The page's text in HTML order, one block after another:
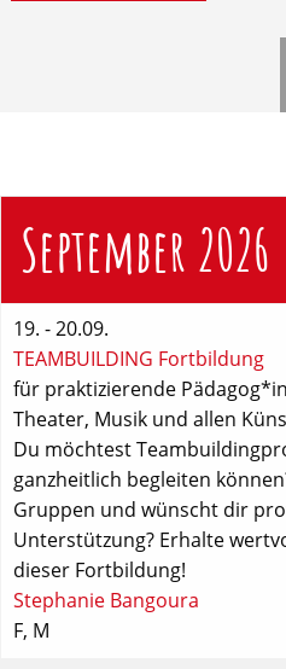
September 2026
19. - 20.09.
TEAMBUILDING Fortbildung
für praktizierende
Theater, Musik und allen
Du möchtest
ganzheitlich begleiten
Gruppen und wünscht dir
Unterstützung? Erhalte
dieser Fortbildung!
Stephanie Bangoura
F, M